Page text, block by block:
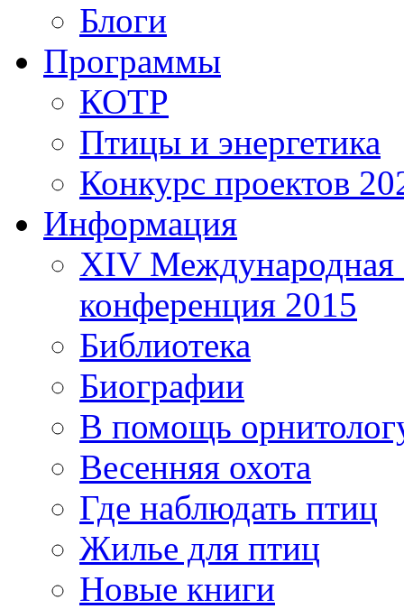
Блоги
Программы
КОТР
Птицы и энергетика
Конкурс проектов
Информация
XIV Международная
конференция 2015
Библиотека
Биографии
В помощь
Весенняя охота
Где наблюдать птиц
Жилье для птиц
Новые книги